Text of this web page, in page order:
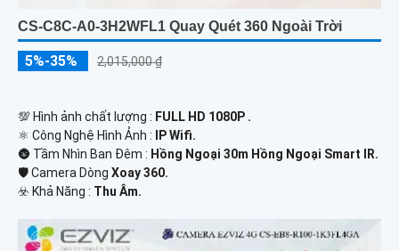
CS-C8C-A0-3H2WFL1 Quay Quét 360 Ngoài Trời
5%-35% 2,015,000 ₫
💯 Hình ảnh chất lượng : FULL HD 1080P .
⚛️ Công Nghệ Hình Ảnh :
IP Wifi.
🌚 Tầm Nhìn Ban Đêm : Hồng Ngoại 30m Hồng Ngoại Smart IR.
🛡 Camera Dòng Xoay 360.
️☣️ Khả Năng : Thu Âm.